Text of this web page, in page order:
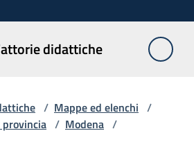
didattiche
/ Mappe ed elenchi /
/ Modena /